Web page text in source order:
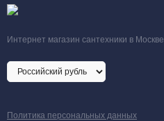
Интернет магазин сантехники в Москве
Политика персональных данных